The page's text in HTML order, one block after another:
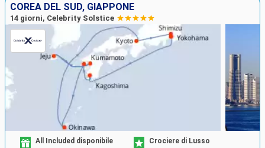
COREA DEL SUD, GIAPPONE
14 giorni, Celebrity Solstice
All Included disponibile
Crociere di Lusso